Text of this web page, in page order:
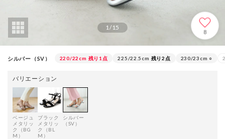
1/15
8
シルバー（SV） 220/22cm 残り1点 225/22.5cm 残り2点 230/23cm ○
バリエーション
ベージュ
メタリッ
ク（BG
M）
ブラック
メタリッ
ク（BL
M）
シルバー
（SV）